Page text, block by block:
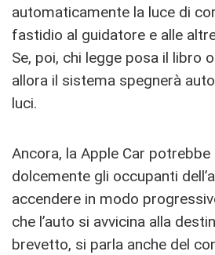
automaticamente la luce di
fastidio al guidatore e alle
Se, poi, chi legge posa il libro
allora il sistema spegnerà
luci.
Ancora, la Apple Car potrebbe
dolcemente gli occupanti
accendere in modo
che l’auto si avvicina alla
brevetto, si parla anche del